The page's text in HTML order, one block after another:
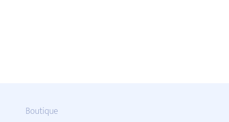
Boutique